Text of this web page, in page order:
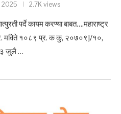
2025 2.7K views
पर्दे कायम करण्या बाबत….महाराष्ट्र
मविते १०८९ प्र. क कु, २०७०९]/१०,
जुलै …